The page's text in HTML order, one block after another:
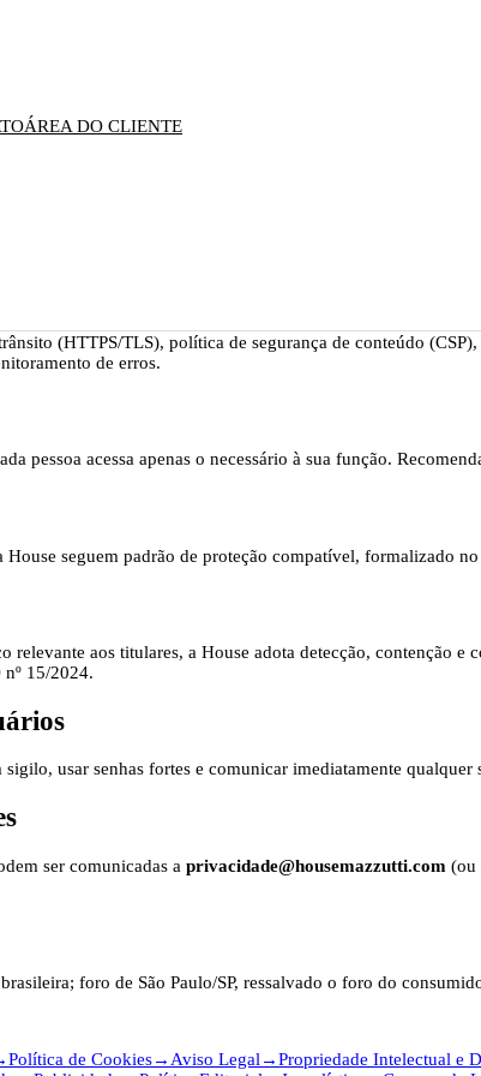
ÁREA DO CLIENTE
Informação
LTDA, CNPJ 64.448.222/0001-54) adota medidas
(HTTPS/TLS), política de segurança de conteúdo
de erros.
pessoa acessa apenas o necessário à sua função.
seguem padrão de proteção compatível, formalizado
relevante aos titulares, a House adota detecção, contenção
15/2024.
usar senhas fortes e comunicar imediatamente qualquer
ser comunicadas a privacidade@housemazzutti.com (ou
foro de São Paulo/SP, ressalvado o foro do
Política de Cookies→ Aviso Legal →Propriedade Intelectual e